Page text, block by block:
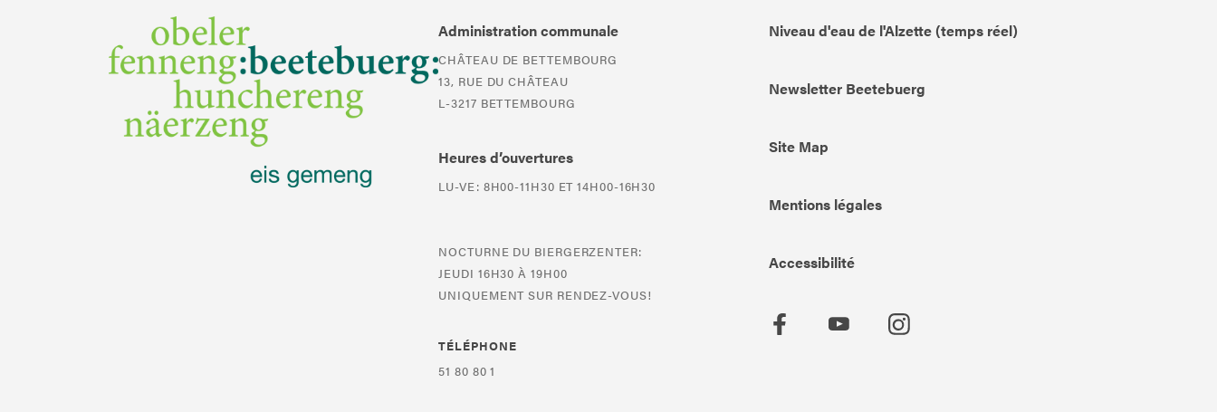
Administration communale
CHÂTEAU DE BETTEMBOURG
13, RUE DU CHÂTEAU
L-3217 BETTEMBOURG
Heures d’ouvertures
LU-VE: 8H00-11H30 ET 14H00-16H30
NOCTURNE DU BIERGERZENTER:
JEUDI 16H30 À 19H00
UNIQUEMENT SUR RENDEZ-VOUS!
TÉLÉPHONE
51 80 80 1
Niveau d'eau de l'Alzette (temps réel)
Newsletter Beetebuerg
Site Map
Mentions légales
Accessibilité